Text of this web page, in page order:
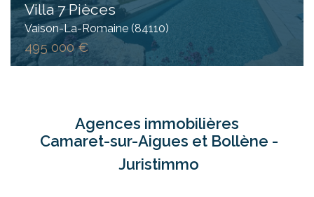
Villa 7 Pièces
Vaison-La-Romaine (84110)
495 000 €
Agences immobilières
Camaret-sur-Aigues et Bollène -
Juristimmo